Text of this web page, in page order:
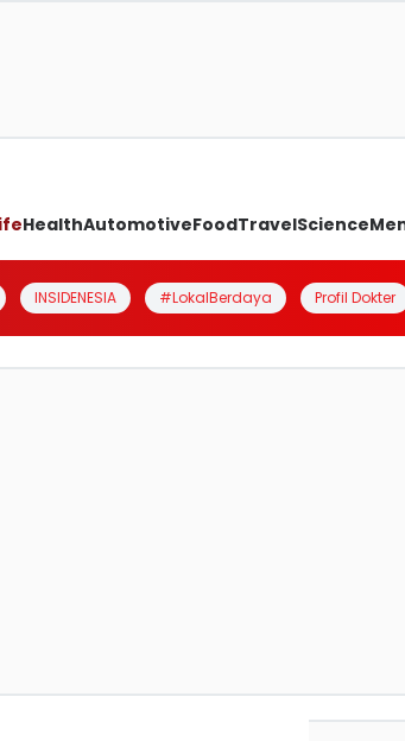
HealthAutomotiveFoodTravelScience
INSIDENESIA #LokalBerdaya Profil Dokter